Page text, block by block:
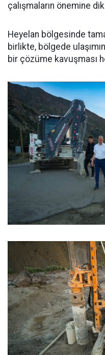
çalışmaların önemine
Heyelan bölgesinde
birlikte, bölgede
bir çözüme kavuşması